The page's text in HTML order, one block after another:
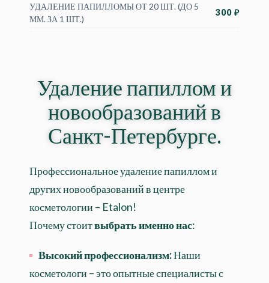
УДАЛЕНИЕ ПАПИЛЛОМЫ ОТ 20 ШТ. (ДО 5
ММ. ЗА 1 ШТ.)
300 ₽
Удаление папиллом и
новообразований в
Санкт-Петербурге.
Профессиональное удаление папиллом и
других новообразований в центре
косметологии – Etalon!
Почему стоитвыбрать именно нас:
Высокий профессионализм:Наши
косметологи – это опытные специалисты с